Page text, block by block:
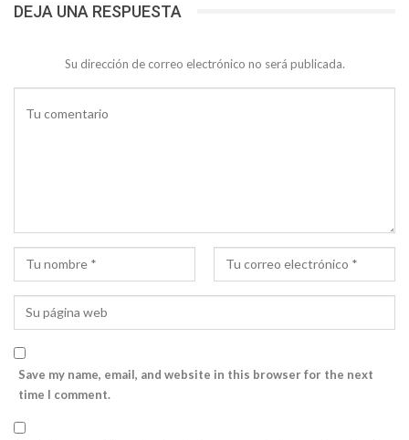
DEJA UNA RESPUESTA
Su dirección de correo electrónico no será publicada.
Save my name, email, and website in this browser for the next
time I comment.